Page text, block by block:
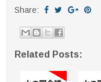
Share:
Related Posts: